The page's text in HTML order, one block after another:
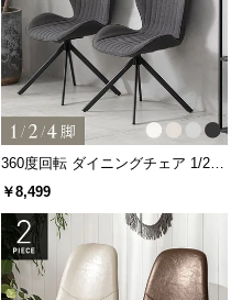
360度回転 ダイニングチェア 1/2/4
脚セット
￥8,499